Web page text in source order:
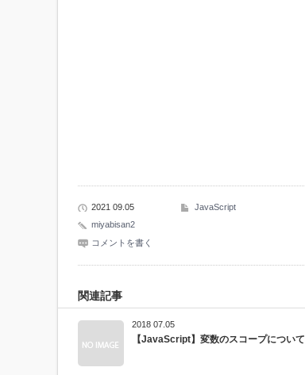
2021 09.05
miyabisan2
コメントを書く
JavaScript
関連記事
2018 07.05
【JavaScript】変数のスコープについて